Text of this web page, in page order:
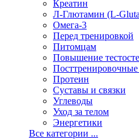
Креатин
Л-Глютамин (L-
Омега-3
Перед тренировкой
Питомцам
Повышение
Протеин
Суставы и связки
Углеводы
Уход за телом
Энергетики
Все категории ...